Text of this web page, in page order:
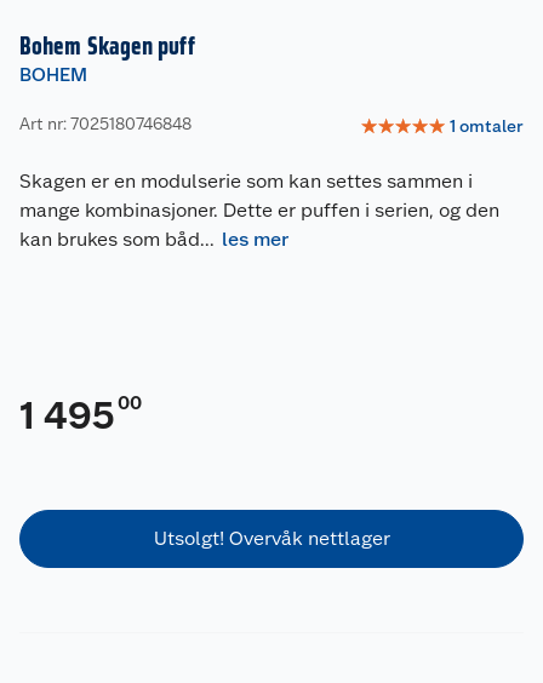
Bohem Skagen puff
BOHEM
Art nr: 7025180746848 ☆☆☆☆☆ 1 omtaler
Skagen er en modulserie som kan settes sammen i
mange kombinasjoner. Dette er puffen i serien, og den
kan brukes som båd... les mer
1 49500
Utsolgt! Overvåk nettlager